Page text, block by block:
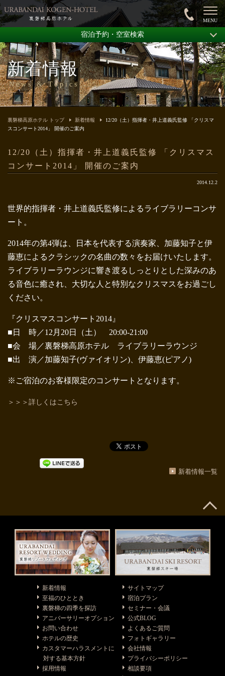
新着情報
News & Topics
宿泊予約・空室検索
裏磐梯高原ホテル トップ 新着情報
12/20（土）指揮者・井上道義氏監修 「クリスマ
スコンサート2014」 開催のご案内
12/20（土）指揮者・井上道義氏監修 「クリスマス
コンサート2014」 開催のご案内
2014.12.2
世界的指揮者・井上道義氏監修によるライブラリーコンサ
ート。
2014年の第4弾は、日本を代表する演奏家、加藤知子と伊
藤恵によるクラシックの名曲の数々をお届けいたします。
ライブラリーラウンジに響き渡るしっとりとした深みのあ
る音色に癒され、大切な人と特別なクリスマスをお過ごし
ください。
『クリスマスコンサート2014』
■日 時／12月20日（土） 20:00-21:00
■会 場／裏磐梯高原ホテル ライブラリーラウンジ
■出 演／加藤知子(ヴァイオリン)、伊藤恵(ピアノ)
※ご宿泊のお客様限定のコンサートとなります。
＞＞＞詳しくはこちら
新着情報一覧
新着情報
至福のひととき
裏磐梯の四季を探訪
アニバーサリーオプション
お問い合わせ
ホテルの歴史
カスタマーハラスメントに
対する基本方針
採用情報
サイトマップ
宿泊プラン
セミナー・会議
公式BLOG
よくあるご質問
フォトギャラリー
会社情報
プライバシーポリシー
相談要項